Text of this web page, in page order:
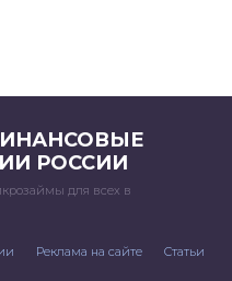
РОССИИ
для всех в
Реклама на сайте Статьи